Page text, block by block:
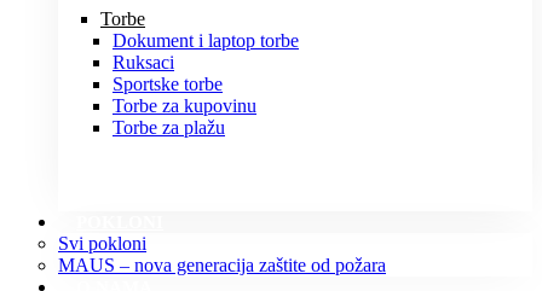
Torbe
Dokument i laptop torbe
Ruksaci
Sportske torbe
Torbe za kupovinu
Torbe za plažu
Svi pokloni
MAUS – nova generacija zaštite od požara